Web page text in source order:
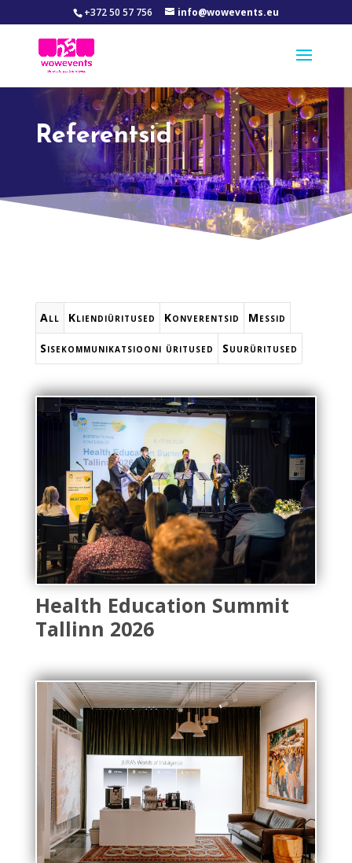
+372 50 57 756 info@wowevents.eu
Referentsid
All Kliendiüritused Konverentsid Messid
Sisekommunikatsiooni üritused Suurüritused
Health Education Summit
Tallinn 2026